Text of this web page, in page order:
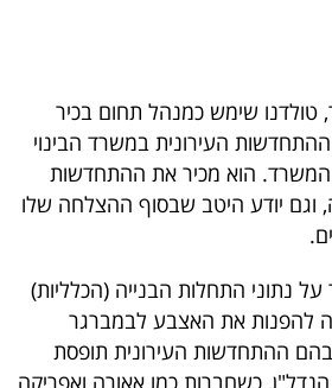
טולדנו שימש כמנהל תחום בכיר
העירונית במשרד הבינוי
המשרד. הוא מכיר את ההתחדשות
וגם יודע היטב שבסוף ההצלחה שלו
על נתוני התחלות הבנייה (הכלליות)
להפנות את האצבע לבמברגר
ההתחדשות העירונית תופסת
כשחברות כמו אאורה ואפריקה